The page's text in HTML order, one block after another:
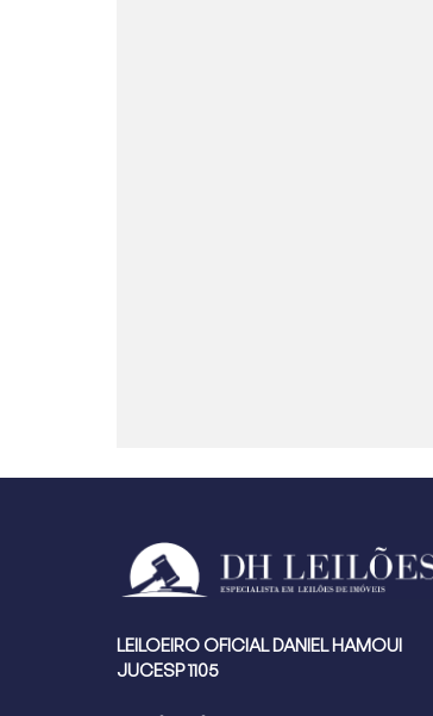
LEILOEIRO OFICIAL DANIEL HAMOUI
JUCESP 1105